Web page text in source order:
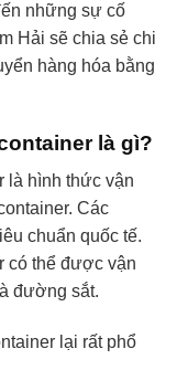
những sự cố
Hải sẽ chia sẻ chi
hàng hóa bằng
là gì?
là hình thức vận
Các
chuẩn quốc tế.
có thể được vận
đường sắt.
lại rất phổ